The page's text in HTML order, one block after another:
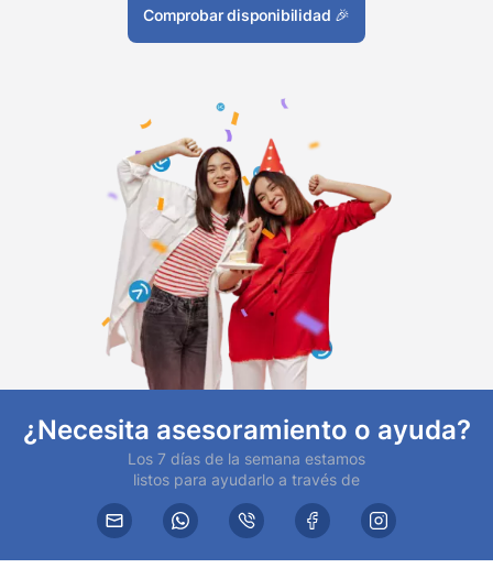
Comprobar disponibilidad 🎉
¿Necesita asesoramiento o ayuda?
Los 7 días de la semana estamos
listos para ayudarlo a través de